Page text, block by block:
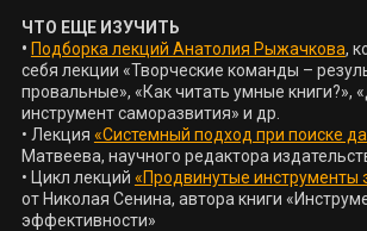
ЧТО ЕЩЕ ИЗУЧИТЬ
• Подборка лекций Анатолия Рыжачкова,
себя лекции «Творческие команды –
провальные», «Как читать умные книги?»,
инструмент саморазвития» и др.
• Лекция «Системный подход при поиске
Матвеева, научного редактора
• Цикл лекций «Продвинутые инструменты
от Николая Сенина, автора книги
эффективности»